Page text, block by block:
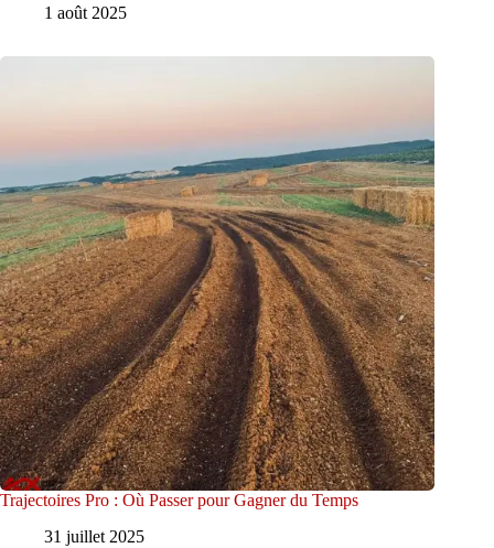
1 août 2025
Trajectoires Pro : Où Passer pour Gagner du Temps
31 juillet 2025